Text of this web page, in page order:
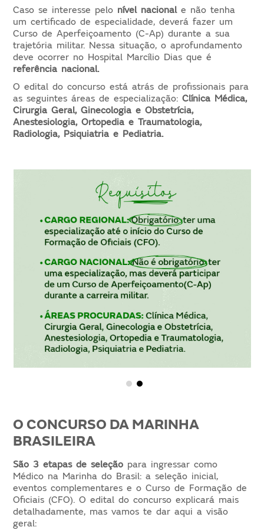
Caso se interesse pelo nível nacionale não tenha
um certificado de especialidade, deverá fazer um
Curso de Aperfeiçoamento (C-Ap) durante a sua
trajetória militar. Nessa situação, o aprofundamento
deve ocorrer no Hospital Marcílio Dias que é
referência nacional.
O edital do concurso está atrás de profissionais para
as seguintes áreas de especialização:Clínica Médica,
Cirurgia Geral, Ginecologia e Obstetrícia,
Anestesiologia, Ortopedia e Traumatologia,
Radiologia, Psiquiatria e Pediatria.
O CONCURSO DA MARINHA
BRASILEIRA
São 3 etapas de seleção para ingressar como
Médico na Marinha do Brasil: a seleção inicial,
eventos complementares e o Curso de Formação de
Oficiais (CFO). O edital do concurso explicará mais
detalhadamente, mas vamos te dar aqui a visão
geral: